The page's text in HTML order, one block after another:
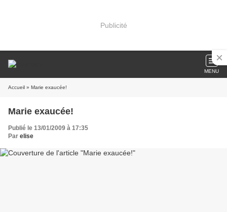
Publicité
MENU
Accueil » Marie exaucée!
Marie exaucée!
Publié le 13/01/2009 à 17:35
Par elise